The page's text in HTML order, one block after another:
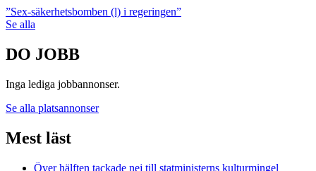
”Sex-säkerhetsbomben (l) i regeringen”
Se alla
DO JOBB
Inga lediga jobbannonser.
Se alla platsannonser
Mest läst
Över hälften tackade nej till statministerns kulturmingel